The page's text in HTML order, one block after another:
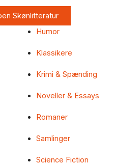
Skønlitteratur
Humor
Klassikere
Krimi & Spænding
Noveller & Essays
Romaner
Samlinger
Science Fiction